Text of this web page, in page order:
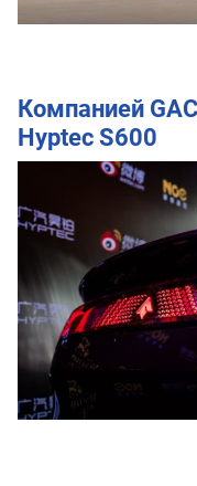
Компанией
Hyptec S600